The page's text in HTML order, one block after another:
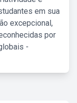
em sua
excepcional,
por
-